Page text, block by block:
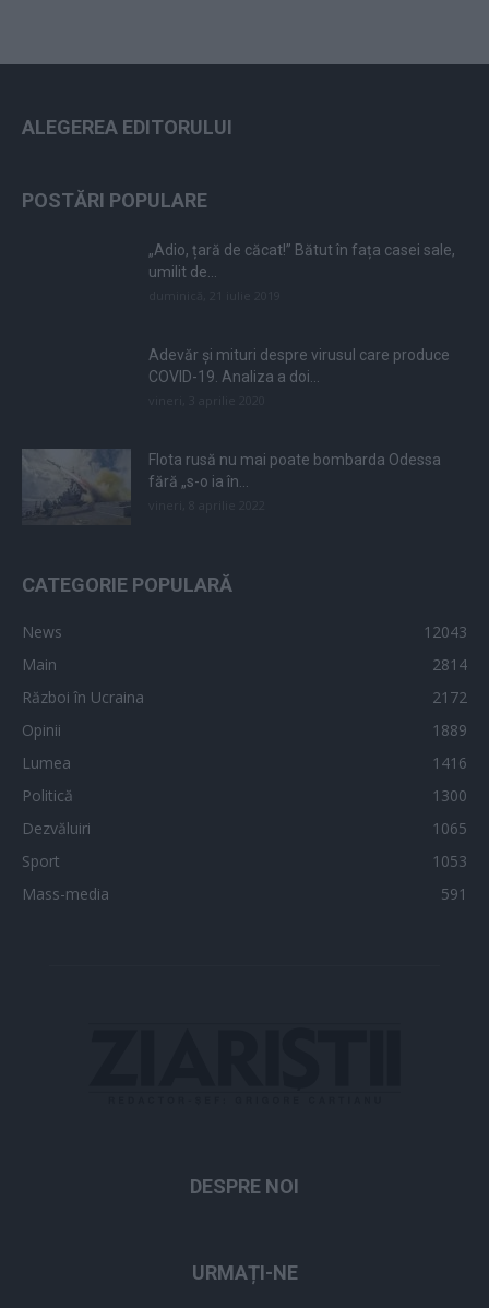
ALEGEREA EDITORULUI
POSTĂRI POPULARE
„Adio, țară de căcat!” Bătut în fața casei sale,
umilit de...
Adevăr și mituri despre virusul care produce
COVID-19. Analiza a doi...
Flota rusă nu mai poate bombarda Odessa
fără „s-o ia în...
CATEGORIE POPULARĂ
News
12043
Main
2814
Război în Ucraina
2172
Opinii
1889
Lumea
1416
Politică
1300
Dezvăluiri
1065
Sport
1053
Mass-media
591
DESPRE NOI
URMAȚI-NE